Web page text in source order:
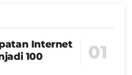
Internet
100